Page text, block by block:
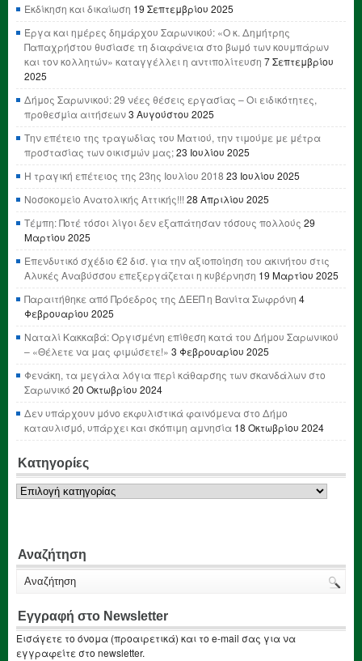
Εκδίκηση και δικαίωση 19 Σεπτεμβρίου 2025
Έργα και ημέρες δημάρχου Σαρωνικού: «Ο κ. Δημήτρης
Παπαχρήστου θυσίασε τη διαφάνεια στο βωμό των κουμπάρων
και τον κολλητών» καταγγέλλει η αντιπολίτευση 7 Σεπτεμβρίου
2025
Δήμος Σαρωνικού: 29 νέες θέσεις εργασίας – Οι ειδικότητες,
προθεσμία αιτήσεων3 Αυγούστου 2025
Την επέτειο της τραγωδίας του Ματιού, την τιμούμε με μέτρα
προστασίας των οικισμών μας;23 Ιουλίου 2025
Η τραγική επέτειος της 23ης Ιουλίου 2018 23 Ιουλίου 2025
Νοσοκομείο Ανατολικής Αττικής!!! 28 Απριλίου 2025
Τέμπη: Ποτέ τόσοι λίγοι δεν εξαπάτησαν τόσους πολλούς 29
Μαρτίου 2025
Επενδυτικό σχέδιο €2 δισ. για την αξιοποίηση του ακινήτου στις
Αλυκές Αναβύσσου επεξεργάζεται η κυβέρνηση 19 Μαρτίου 2025
Παραιτήθηκε από Πρόεδρος της ΔΕΕΠ η Βανίτα Σωφρόνη 4
Φεβρουαρίου 2025
Ναταλί Κακκαβά: Οργισμένη επίθεση κατά του Δήμου Σαρωνικού
– «Θέλετε να μας φιμώσετε!» 3 Φεβρουαρίου 2025
Φενάκη, τα μεγάλα λόγια περί κάθαρσης των σκανδάλων στο
Σαρωνικό 20 Οκτωβρίου 2024
Δεν υπάρχουν μόνο εκφυλιστικά φαινόμενα στο Δήμο
καταυλισμό, υπάρχει και σκόπιμη αμνησία 18 Οκτωβρίου 2024
Κατηγορίες
Κατηγορίες
Αναζήτηση
Εγγραφή στο Newsletter
Εισάγετε το όνομα (προαιρετικά) και το e-mail σας για να
εγγραφείτε στο newsletter.